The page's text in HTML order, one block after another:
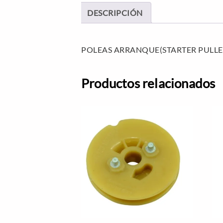
DESCRIPCIÓN
POLEAS ARRANQUE(STARTER
Productos relacionados